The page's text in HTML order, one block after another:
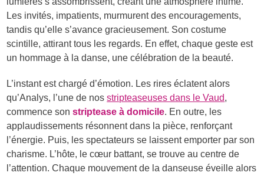
Les invités, impatients, murmurent des encouragements,
tandis qu’elle s’avance gracieusement. Son costume
scintille, attirant tous les regards. En effet, chaque geste est
un hommage à la danse, une célébration de la beauté.
L’instant est chargé d’émotion. Les rires éclatent alors
qu’Analys, l’une de nosstripteaseuses dans le Vaud,
commence sonstriptease à domicile. En outre, les
applaudissements résonnent dans la pièce, renforçant
l’énergie. Puis, les spectateurs se laissent emporter par son
charisme. L’hôte, le cœur battant, se trouve au centre de
l’attention. Chaque mouvement de la danseuse éveille alors